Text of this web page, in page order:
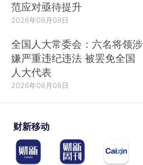
范应对亟待提升
2026年08月08日
全国人大常委会：六名将领涉
嫌严重违纪违法 被罢免全国
人大代表
2026年08月08日
财新移动